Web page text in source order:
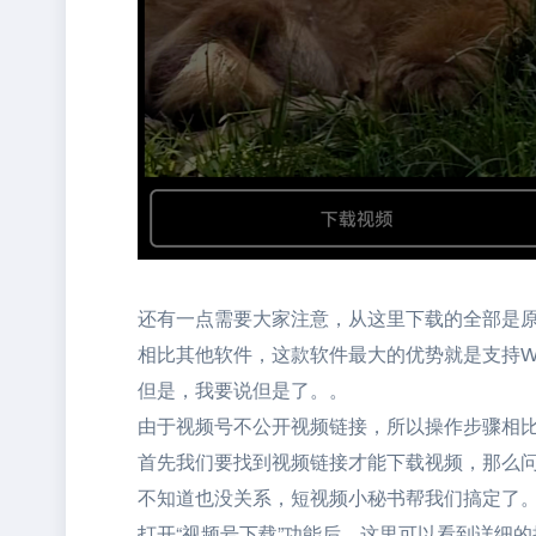
还有一点需要大家注意，从这里下载的全部是
相比其他软件，这款软件最大的优势就是支持
但是，我要说但是了。。
由于视频号不公开视频链接，所以操作步骤相
首先我们要找到视频链接才能下载视频，那么
不知道也没关系，短视频小秘书帮我们搞定了